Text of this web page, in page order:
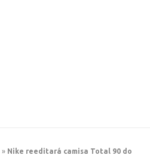
» Nike reeditará camisa Total 90 do